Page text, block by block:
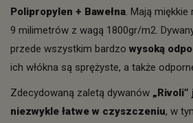
Polipropylen + Bawełna. Mają
9 milimetrów z wagą 1800gr/m2.
przede wszystkim bardzo wysoką
ich włókna są sprężyste, a także
Zdecydowaną zaletą dywanów
niezwykle łatwe w czyszczeniu, w